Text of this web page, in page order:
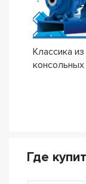
Классика
консольных
Где